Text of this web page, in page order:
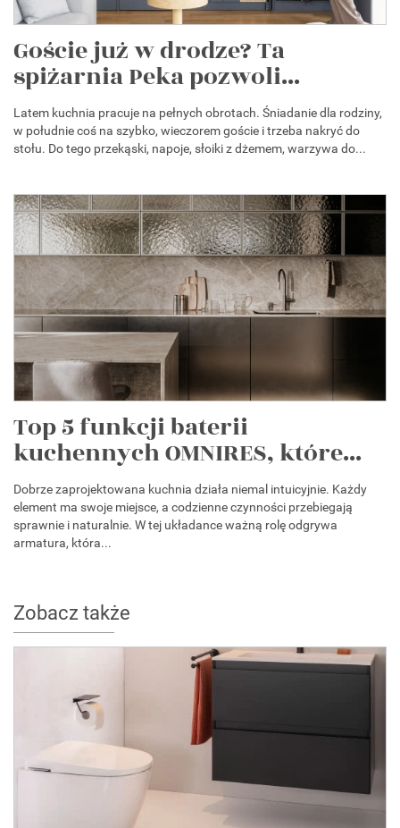
Goście już w drodze? Ta
spiżarnia Peka pozwoli...
Latem kuchnia pracuje na pełnych obrotach. Śniadanie dla rodziny,
w południe coś na szybko, wieczorem goście i trzeba nakryć do
stołu. Do tego przekąski, napoje, słoiki z dżemem, warzywa do...
Top 5 funkcji baterii
kuchennych OMNIRES, które...
Dobrze zaprojektowana kuchnia działa niemal intuicyjnie. Każdy
element ma swoje miejsce, a codzienne czynności przebiegają
sprawnie i naturalnie. W tej układance ważną rolę odgrywa
armatura, która...
Zobacz także